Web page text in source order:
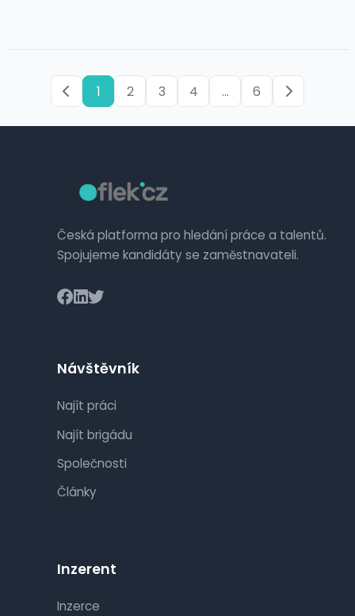
1 2 3 4 ... 6
Česká platforma pro hledání práce a talentů.
Spojujeme kandidáty se zaměstnavateli.
Návštěvník
Najít práci
Najít brigádu
Společnosti
Články
Inzerent
Inzerce